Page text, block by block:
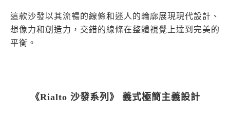
這款沙發以其流暢的線條和迷人的輪廓展現現代設計、
想像力和創造力，交錯的線條在整體視覺上達到完美的
平衡。
《Rialto 沙發系列》 義式極簡主義設計